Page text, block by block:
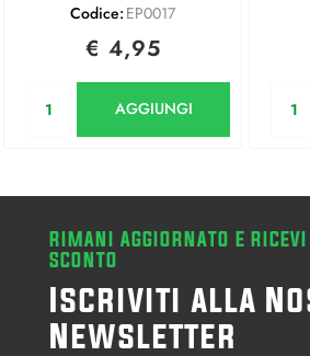
Codice: EP0017
€ 4,95
AGGIUNGI
RIMANI AGGIORNATO E
SCONTO
Iscriviti alla
Newsletter